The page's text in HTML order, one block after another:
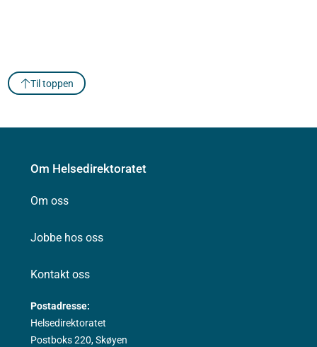
Til toppen
Om Helsedirektoratet
Om oss
Jobbe hos oss
Kontakt oss
Postadresse:
Helsedirektoratet
Postboks 220, Skøyen